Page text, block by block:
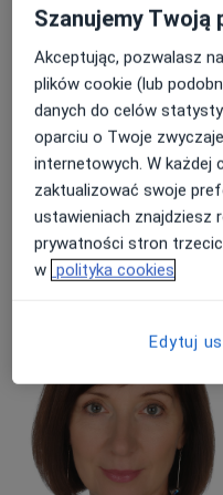
Główne obszary pomocy
Depresja
Bezsenność
Niskie poczucie
Kryzys w związku
+23
Pacjenci których przyjmuję
Dorośli
Rodzaje konsultacji
StacjonarneZobacz
Szanujemy Twoją
Akceptując, pozwalasz
plików cookie (lub
danych do celów
oparciu o Twoje
internetowych. W każdej
zaktualizować swoje
ustawieniach znajdziesz
prywatności stron
w polityka cookies
Edytuj